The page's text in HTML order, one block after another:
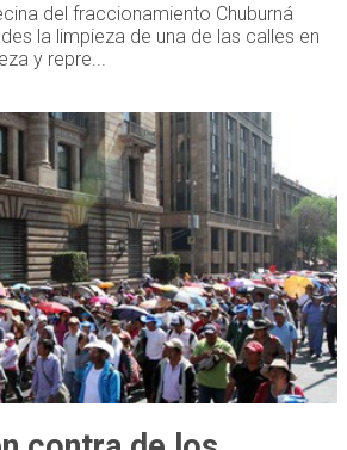
del fraccionamiento Chuburná
la limpieza de una de las calles en
y repre...